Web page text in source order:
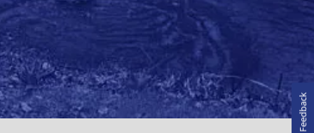
Feedback